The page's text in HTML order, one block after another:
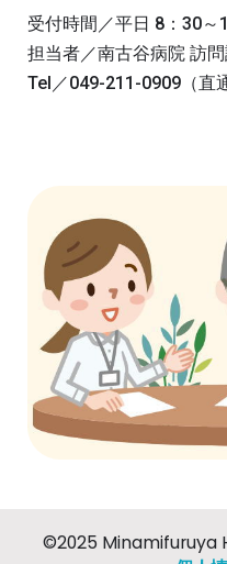
受付時間／平日 8：30～
担当者／南古谷病院 訪
Tel／049-211-0909（直
©︎2025 Minamifuruya